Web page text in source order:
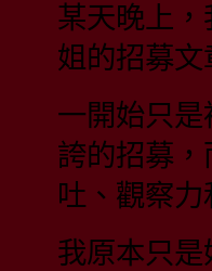
某天晚上
姐的招募文
一開始只
誇的招募
吐、觀察
我原本只